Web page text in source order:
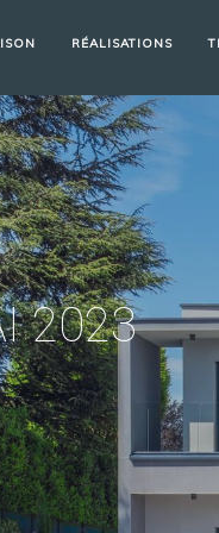
RÉALISATIONS
2023